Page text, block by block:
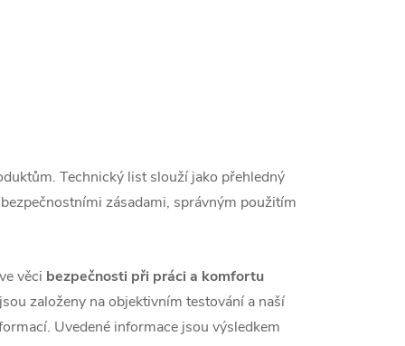
Technický list slouží jako přehledný
zásadami, správným použitím
věci bezpečnosti při práci a komfortu
založeny na objektivním testování a naší
Uvedené informace jsou výsledkem